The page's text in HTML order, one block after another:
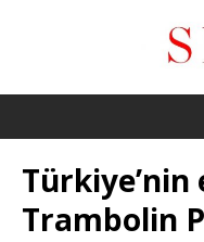
Trambolin